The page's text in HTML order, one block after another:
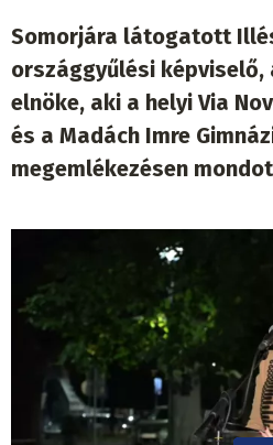
Somorjára látogatott
országgyűlési képviselő,
elnöke, aki a helyi Via
és a Madách Imre
megemlékezésen